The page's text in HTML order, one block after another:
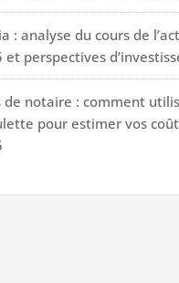
: analyse du cours de
et perspectives
de notaire : comment
pour estimer vos